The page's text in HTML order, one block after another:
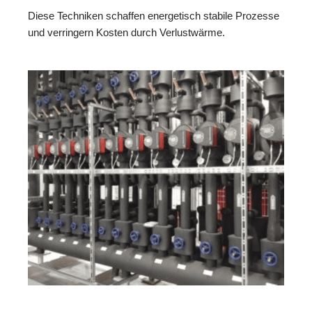
Diese Techniken schaffen energetisch stabile Prozesse
und verringern Kosten durch Verlustwärme.